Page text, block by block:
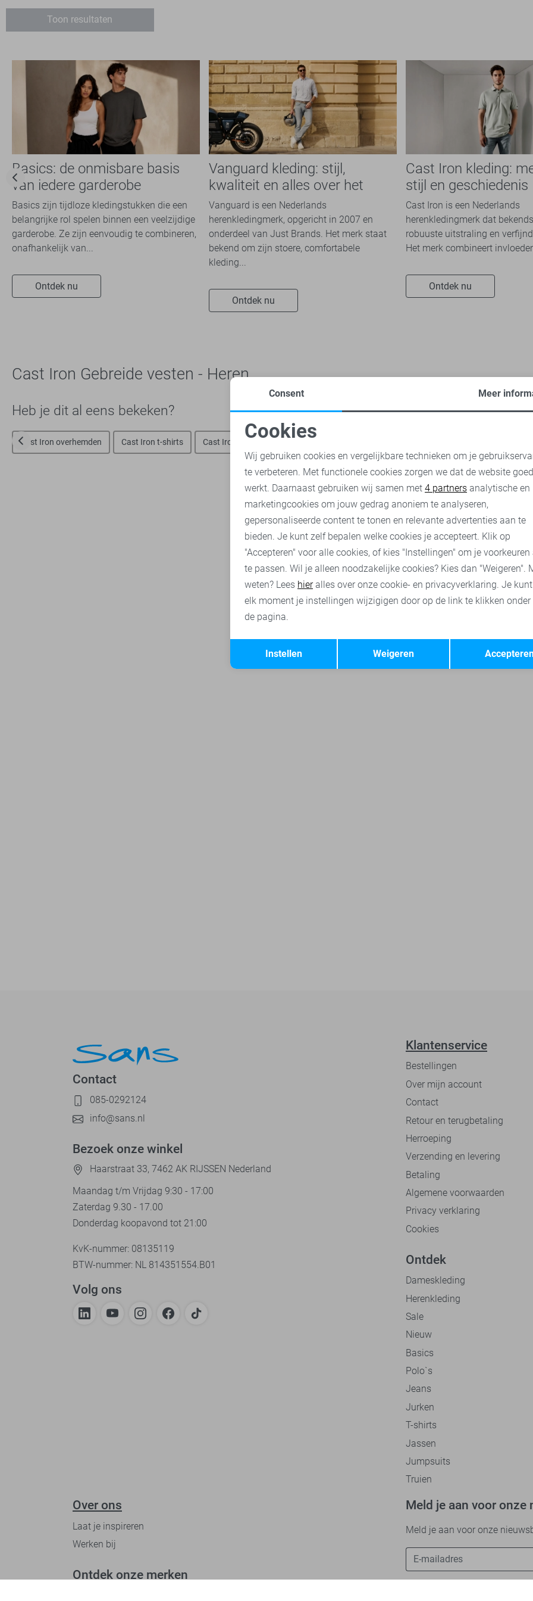
XXXL
Toon resultaten
Basics: de onmisbare basis
van iedere garderobe
Basics zijn tijdloze kledingstukken die een
belangrijke rol spelen binnen een veelzijdige
garderobe. Ze zijn eenvoudig te combineren,
onafhankelijk van...
Ontdek nu
Vanguard kleding: stijl,
kwaliteit en alles over het
merk
Vanguard is een Nederlands
herenkledingmerk, opgericht in 2007 en
onderdeel van Just Brands. Het merk staat
bekend om zijn stoere, comfortabele
kleding...
Ontdek nu
Cast Iron kleding:
stijl en geschiedenis
Cast Iron is een Nederlands
herenkledingmerk dat
robuuste uitstraling en
Het merk combineert
Ontdek nu
Cast Iron Gebreide vesten - Heren
Heb je dit al eens bekeken?
Cast Iron overhemden Cast Iron t-shirts Cast Iron polo`s
Contact
085-0292124
info@sans.nl
Bezoek onze winkel
Haarstraat 33, 7462 AK RIJSSEN Nederland
Maandag t/m Vrijdag 9:30 - 17:00
Zaterdag 9.30 - 17.00
Donderdag koopavond tot 21:00
KvK-nummer: 08135119
BTW-nummer: NL 814351554.B01
Volg ons
Klantenservice
Bestellingen
Over mijn account
Contact
Retour en terugbetaling
Herroeping
Verzending en levering
Betaling
Algemene voorwaarden
Privacy verklaring
Cookies
Ontdek
Dameskleding
Herenkleding
Sale
Nieuw
Basics
Polo`s
Jeans
Jurken
T-shirts
Jassen
Jumpsuits
Truien
Over ons
Laat je inspireren
Werken bij
Ontdek onze merken
Meld je aan voor onze
Meld je aan voor onze
Noodzakelijke cookies
Analytische cookies Marketing cookies
Terug Opslaan
Consent Meer
Cookies
Wij gebruiken cookies en vergelijkbare technieken om je
te verbeteren. Met functionele cookies zorgen we dat de website goed
werkt. Daarnaast gebruiken wij samen met 4 partners analytische en
marketingcookies om jouw gedrag anoniem te analyseren,
gepersonaliseerde content te tonen en relevante advertenties aan te
bieden. Je kunt zelf bepalen welke cookies je accepteert. Klik op
"Accepteren" voor alle cookies, of kies "Instellingen" om je voorkeuren
te passen. Wil je alleen noodzakelijke cookies? Kies dan "Weigeren".
weten? Lees hieralles over onze cookie- en privacyverklaring. Je
elk moment je instellingen wijzigigen door op de link te klikken onder
de pagina.
Weigeren
Instellen